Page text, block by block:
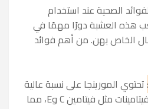
الصحية عند استخدام
هذه العشبة دورًا مهمًا في
الخاص بهن. من أهم فوائد
تحتوي المورينجا على نسبة عالية
من مضادات الأكسدة والفيتامينات مثل فيتامين C وE، مما